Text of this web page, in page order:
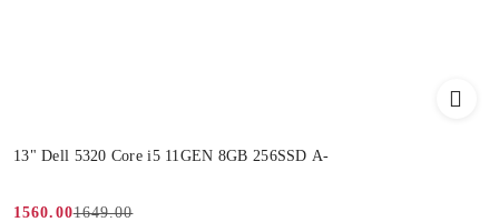
13" Dell 5320 Core i5 11GEN 8GB 256SSD A-
1560.001649.00